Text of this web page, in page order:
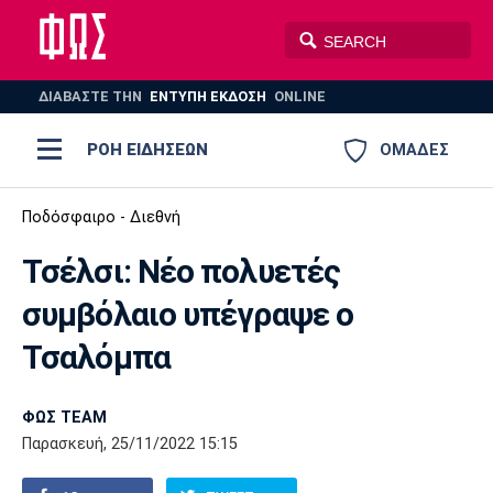
ΔΙΑΒΑΣΤΕ THN ΕΝΤΥΠΗ ΕΚΔΟΣΗ ONLINE
ΟΜΑΔΕΣ
ΡΟΗ ΕΙΔΗΣΕΩΝ
ΠΟΔΟΣΦΑΙΡΟ
AUTO-MOTO
Ποδόσφαιρο
Super League 1
Super League 2
Γ Εθνική
Ελλάδα
Μπάσκετ
Ελλάδα
EuroLeague
Ολυμπιακοί Αγώνες
Πόλο
Ολυμπιακός ΑΕΚ ΠΑΟΚ
Παναθηναϊκός Ατρόμητος
Ποδόσφαιρο - Διεθνή
Τσέλσι: Νέο πολυετές
συμβόλαιο υπέγραψε ο
Τσαλόμπα
ΦΩΣ TEAM
Παρασκευή, 25/11/2022 15:15